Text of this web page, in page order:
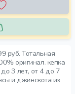
руб. Тотальная
оригинал. кепка
3 лет, от 4 до 7
и джинскота из